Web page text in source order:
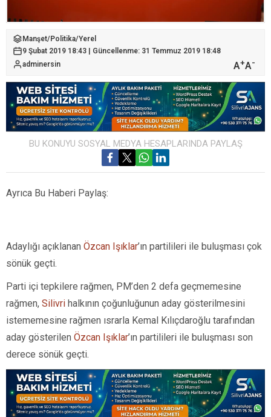
Manşet/Politika/Yerel
9 Şubat 2019 18:43 | Güncellenme: 31 Temmuz 2019 18:48
adminersin
A+A-
BU KONUYU SOSYAL MEDYA HESAPLARINDA PAYLAŞ
Ayrıca Bu Haberi Paylaş:
Adaylığı açıklanan Özcan Işıklar’ın partilileri ile buluşması çok
sönük geçti.
Parti içi tepkilere rağmen, PM’den 2 defa geçmemesine
rağmen, Silivri halkının çoğunluğunun aday gösterilmesini
istememesine rağmen ısrarla Kemal Kılıçdaroğlu tarafından
aday gösterilen Özcan Işıklar’ın partilileri ile buluşması son
derece sönük geçti.